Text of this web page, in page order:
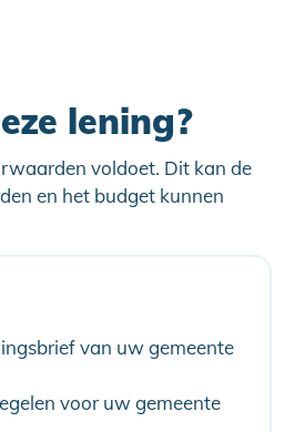
lening?
voldoet. Dit kan de
en het budget kunnen
van uw gemeente
voor uw gemeente